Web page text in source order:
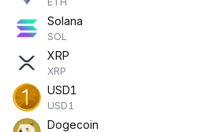
Solana
SOL
XRP
XRP
USD1
USD1
Dogecoin